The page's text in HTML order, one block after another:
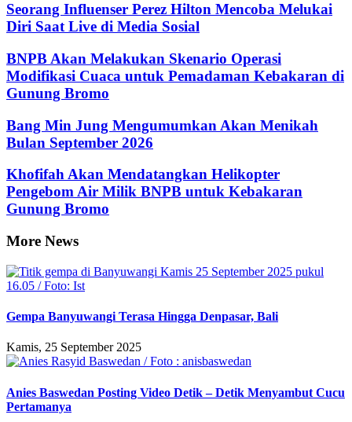
Seorang Influenser Perez Hilton Mencoba Melukai
Diri Saat Live di Media Sosial
BNPB Akan Melakukan Skenario Operasi
Modifikasi Cuaca untuk Pemadaman Kebakaran di
Gunung Bromo
Bang Min Jung Mengumumkan Akan Menikah
Bulan September 2026
Khofifah Akan Mendatangkan Helikopter
Pengebom Air Milik BNPB untuk Kebakaran
Gunung Bromo
More News
Gempa Banyuwangi Terasa Hingga Denpasar, Bali
Kamis, 25 September 2025
Anies Baswedan Posting Video Detik – Detik Menyambut Cucu
Pertamanya